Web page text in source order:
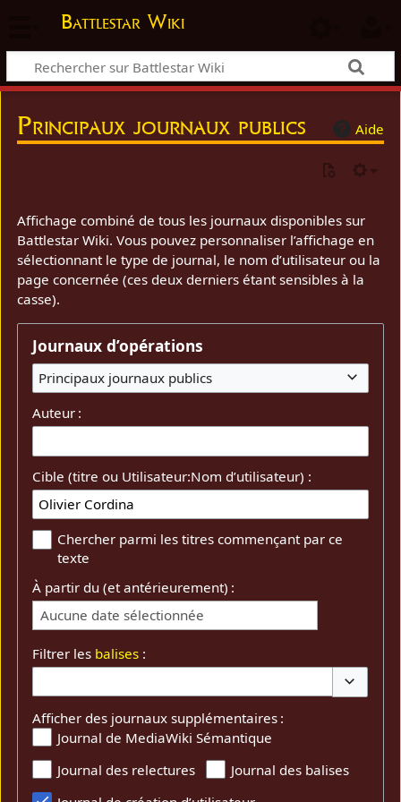
Battlestar Wiki
Aide
Principaux journaux publics
Affichage combiné de tous les journaux disponibles sur
Battlestar Wiki. Vous pouvez personnaliser l’affichage en
sélectionnant le type de journal, le nom d’utilisateur ou la
page concernée (ces deux derniers étant sensibles à la
casse).
Journaux d’opérations
Principaux journaux publics
Auteur :
Cible (titre ou Utilisateur:Nom d’utilisateur) :
Chercher parmi les titres commençant par ce
texte
À partir du (et antérieurement) :
Aucune date sélectionnée
Filtrer les balises :
Afficher des journaux supplémentaires :
Journal de MediaWiki Sémantique
Journal des relectures
Journal des balises